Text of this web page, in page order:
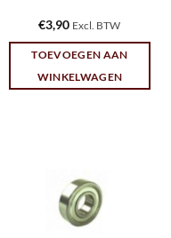
€3,90 Excl. BTW
TOEVOEGEN AAN
WINKELWAGEN